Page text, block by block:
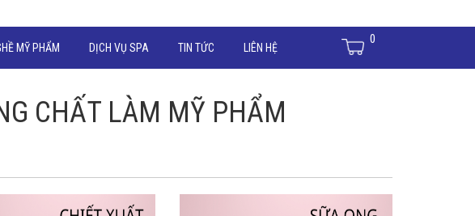
MỸ PHẨM DỊCH VỤ SPA TIN TỨC LIÊN HỆ
0
CHẤT LÀM MỸ PHẨM